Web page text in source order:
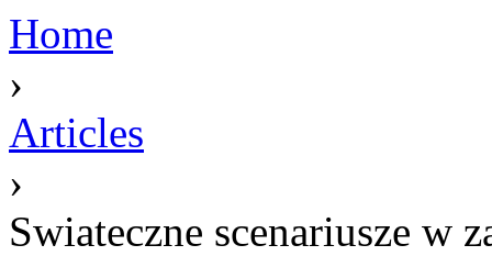
Home
›
Articles
›
Swiateczne scenariusze w